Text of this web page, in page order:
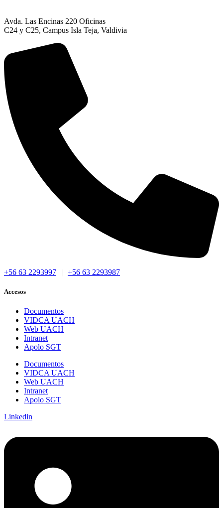
Avda. Las Encinas 220 Oficinas
C24 y C25, Campus Isla Teja, Valdivia
+56 63 2293997 | +56 63 2293987
Accesos
Documentos
VIDCA UACH
Web UACH
Intranet
Apolo SGT
Documentos
VIDCA UACH
Web UACH
Intranet
Apolo SGT
Linkedin